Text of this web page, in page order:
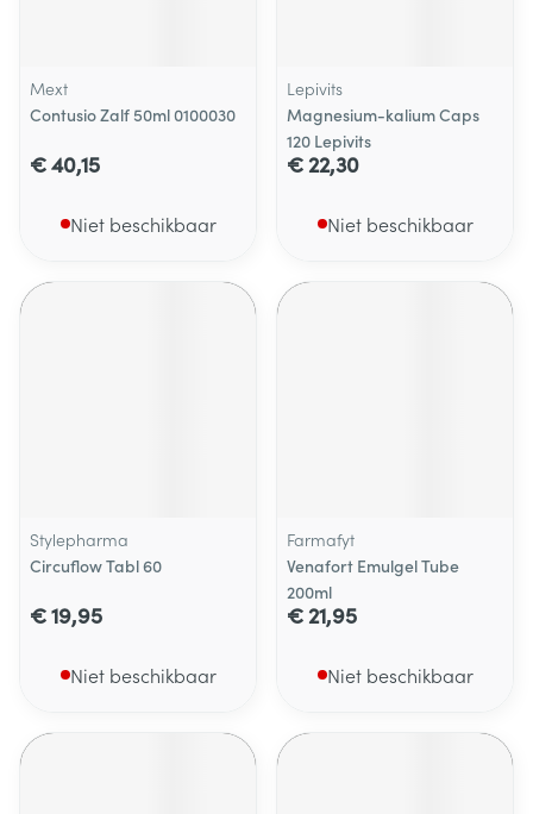
Mext
Contusio Zalf 50ml 0100030
€ 40,15
Niet beschikbaar
Lepivits
Magnesium-kalium Caps
120 Lepivits
€ 22,30
Niet beschikbaar
Stylepharma
Circuflow Tabl 60
€ 19,95
Niet beschikbaar
Farmafyt
Venafort Emulgel Tube
200ml
€ 21,95
Niet beschikbaar